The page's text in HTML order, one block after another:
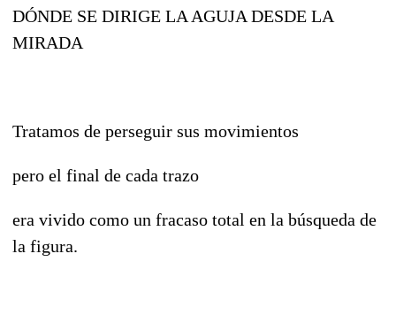
DÓNDE SE DIRIGE LA AGUJA DESDE LA
MIRADA
Tratamos de perseguir sus movimientos
pero el final de cada trazo
era vivido como un fracaso total en la búsqueda de
la figura.